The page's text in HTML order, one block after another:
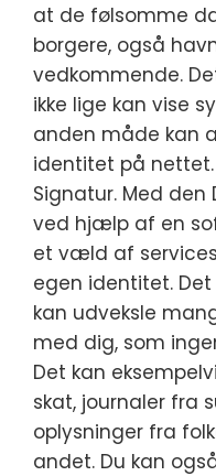
at de følsomme
borgere, også
vedkommende.
ikke lige kan vise
anden måde kan
identitet på
Signatur. Med
ved hjælp af en
et væld af
egen identitet.
kan udveksle
med dig, som
Det kan
skat, journaler fra
oplysninger fra
andet. Du kan